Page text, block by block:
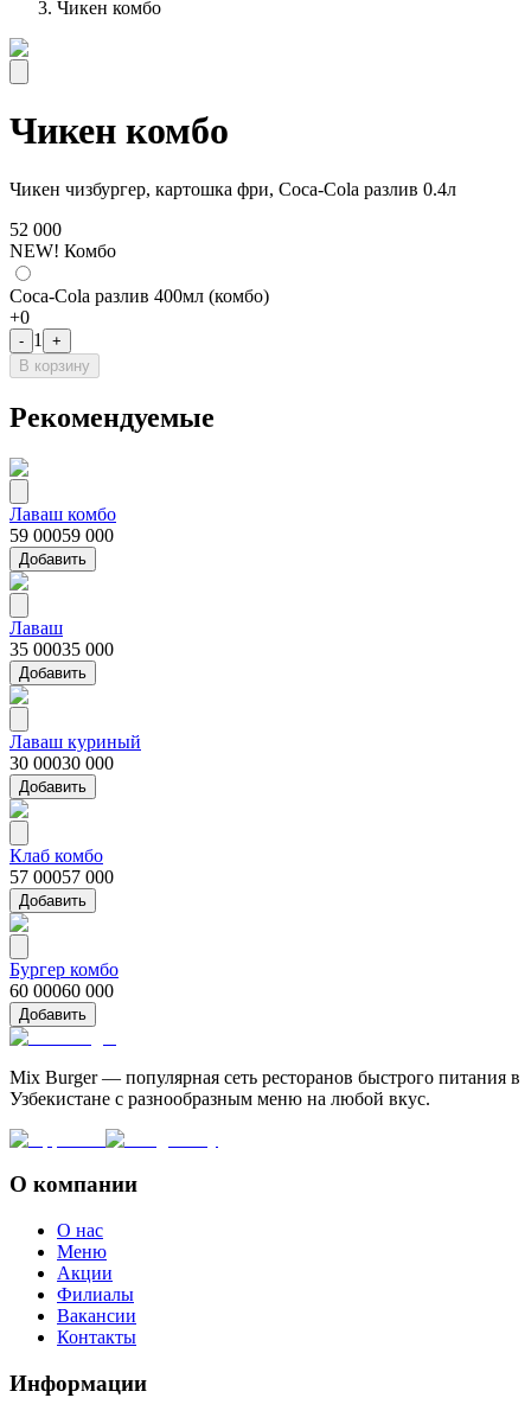
Чикен комбо
Чикен комбо
Чикен чизбургер, картошка фри, Coca-Cola разлив 0.4л
52 000
NEW! Комбо
Coca-Cola разлив 400мл (комбо)
+0
- 1
+
В корзину
Рекомендуемые
Лаваш комбо
59 00059 000
Добавить
Лаваш
35 00035 000
Добавить
Лаваш куриный
30 00030 000
Добавить
Клаб комбо
57 00057 000
Добавить
Бургер комбо
60 00060 000
Добавить
Mix Burger — популярная сеть ресторанов быстрого питания в
Узбекистане с разнообразным меню на любой вкус.
О компании
О нас
Меню
Акции
Филиалы
Вакансии
Контакты
Информации